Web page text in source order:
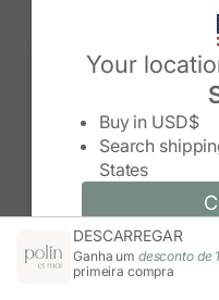
Your
Buy in USD$
Search
States
Change
Change
DESCARREGAR
Ganha um desconto de
primeira compra